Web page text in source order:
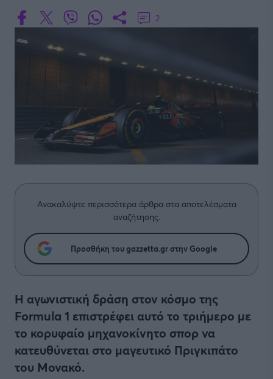
2
Ανακαλύψτε περισσότερα άρθρα στα αποτελέσματα
αναζήτησης.
Προσθήκη του gazzetta.gr στην Google
Η αγωνιστική δράση στον κόσμο της
Formula 1 επιστρέφει αυτό το τριήμερο με
το κορυφαίο μηχανοκίνητο σπορ να
κατευθύνεται στο μαγευτικό Πριγκιπάτο
του Μονακό.